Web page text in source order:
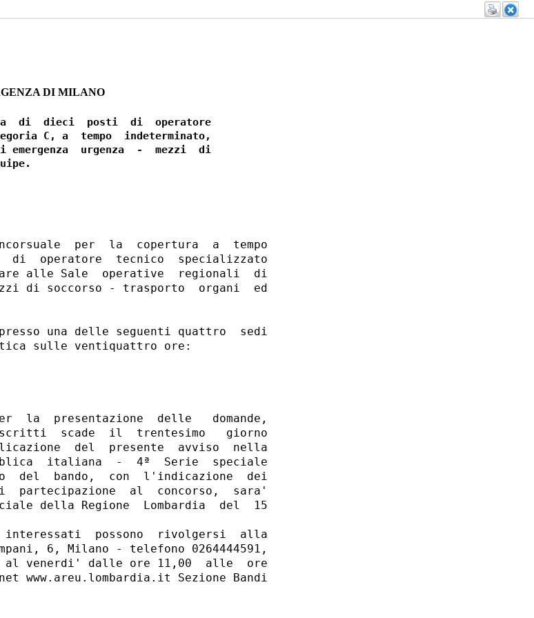
DI MILANO
di  dieci  posti  di  operatore
C, a  tempo  indeterminato,
emergenza  urgenza  -  mezzi  di
per  la  copertura  a  tempo
di  operatore  tecnico  specializzato
alle Sale  operative  regionali  di
di soccorso - trasporto  organi  ed
una delle seguenti quattro  sedi
sulle ventiquattro ore:
la  presentazione  delle   domande,
scade  il  trentesimo   giorno
del  presente  avviso  nella
italiana  -  4ª  Serie  speciale
del  bando,  con  l'indicazione  dei
al  concorso,  sara'
della Regione  Lombardia  del  15
possono  rivolgersi  alla
6, Milano - telefono 0264444591,
venerdi' dalle ore 11,00  alle  ore
Sezione Bandi